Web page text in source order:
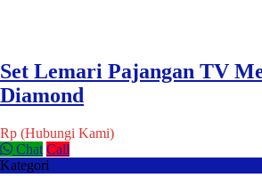
Set Lemari Pajangan TV
Diamond
Rp (Hubungi Kami)
Chat Call
Kategori